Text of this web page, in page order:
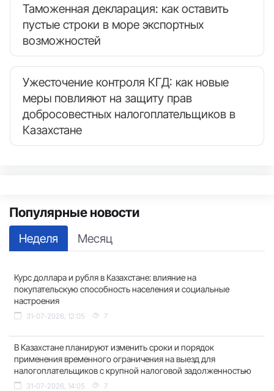
Таможенная декларация: как оставить
пустые строки в море экспортных
возможностей
Ужесточение контроля КГД: как новые
меры повлияют на защиту прав
добросовестных налогоплательщиков в
Казахстане
Популярные новости
Неделя Месяц
Курс доллара и рубля в Казахстане: влияние на
покупательскую способность населения и социальные
настроения
31-07-2026, 12:05 7
В Казахстане планируют изменить сроки и порядок
применения временного ограничения на выезд для
налогоплательщиков с крупной налоговой задолженностью
31-07-2026, 14:05 7